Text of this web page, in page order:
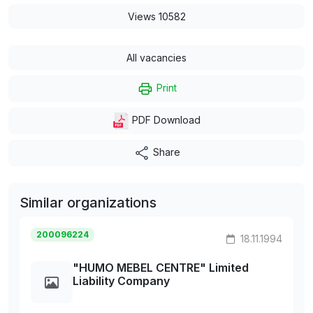
Views 10582
All vacancies
Print
PDF Download
Share
Similar organizations
200096224 18.11.1994
"HUMO MEBEL CENTRE" Limited
Liability Company